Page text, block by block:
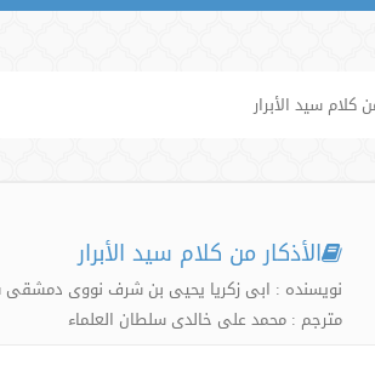
کلام سید الأبرار
الأذکار من کلام سید الأبرار
نویسنده : ابی زکریا یحیی بن شرف نووی
مترجم : محمد علی خالدی سلطان العلماء